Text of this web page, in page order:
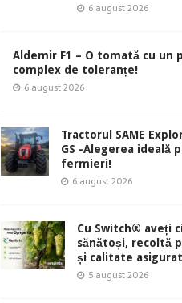
6 august 2026
Aldemir F1 – O tomată cu un
complex de toleranțe!
6 august 2026
Tractorul SAME
GS -Alegerea ideală
fermieri!
6 august 2026
Cu Switch® aveți
sănătoși, recoltă
și calitate
5 august 2026